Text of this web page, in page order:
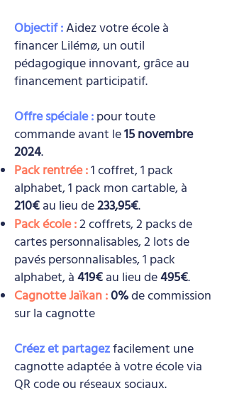
Objectif :Aidez votre école à
financer Lilémø, un outil
pédagogique innovant, grâce au
financement participatif.
Offre spéciale :pour toute
commande avant le15 novembre
2024.
Pack rentrée :1 coffret, 1 pack
alphabet, 1 pack mon cartable, à
210€au lieu de233,95€.
Pack école :2 coffrets, 2 packs de
cartes personnalisables, 2 lots de
pavés personnalisables, 1 pack
alphabet, à419€au lieu de495€.
Cagnotte Jaïkan :0%de commission
sur la cagnotte
Créez et partagezfacilement une
cagnotte adaptée à votre école via
QR code ou réseaux sociaux.